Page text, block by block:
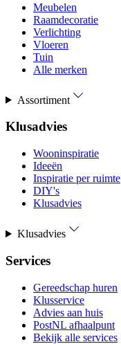
Meubelen
Raamdecoratie
Verlichting
Vloeren
Tuin
Alle merken
Assortiment
Klusadvies
Wooninspiratie
Ideeën
Inspiratie per ruimte
DIY's
Klusadvies
Klusadvies
Services
Gereedschap huren
Klusservice
Advies aan huis
PostNL afhaalpunt
Bekijk alle services